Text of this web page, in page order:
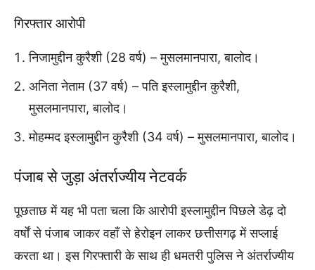
गिरफ्तार आरोपी
निजामुद्दीन कुरैशी (28 वर्ष) – मुसलमानपारा, बालोद।
अनिता नेताम (37 वर्ष) – पति इस्लामुद्दीन कुरैशी,
मुसलमानपारा, बालोद।
मोहम्मद इस्लामुद्दीन कुरैशी (34 वर्ष) – मुसलमानपारा, बालोद।
पंजाब से जुड़ा अंतर्राज्यीय नेटवर्क
पूछताछ में यह भी पता चला कि आरोपी इस्लामुद्दीन पिछले डेढ़ दो
वर्षों से पंजाब जाकर वहाँ से हेरोइन लाकर छत्तीसगढ़ में सप्लाई
करता था। इस गिरफ्तारी के साथ ही धमतरी पुलिस ने अंतर्राज्यीय